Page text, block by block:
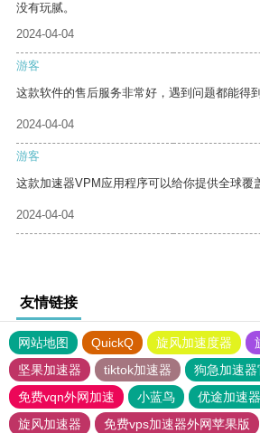
没有玩腻。
2024-04-04
游客
这款软件的售后服务非常好，遇到问题都能得
2024-04-04
游客
这款加速器VPM应用程序可以给你提供全球覆
2024-04-04
友情链接
网站地图 QuickQ 旋风加速度器
坚果加速器
tiktok加速器
狗急加速器
免费vqn外网加速
小蓝鸟 优途加速
旋风加速器
免费vps加速器外网苹果版